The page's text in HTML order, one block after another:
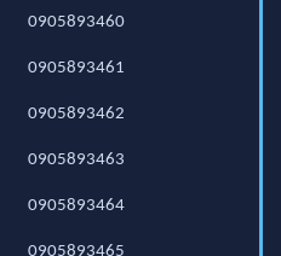
0905893460
0905893461
0905893462
0905893463
0905893464
0905893465